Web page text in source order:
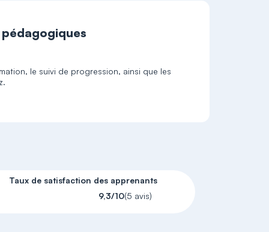
le suivi de progression, ainsi que les
Taux de satisfaction des apprenants
9,3/10(5 avis)